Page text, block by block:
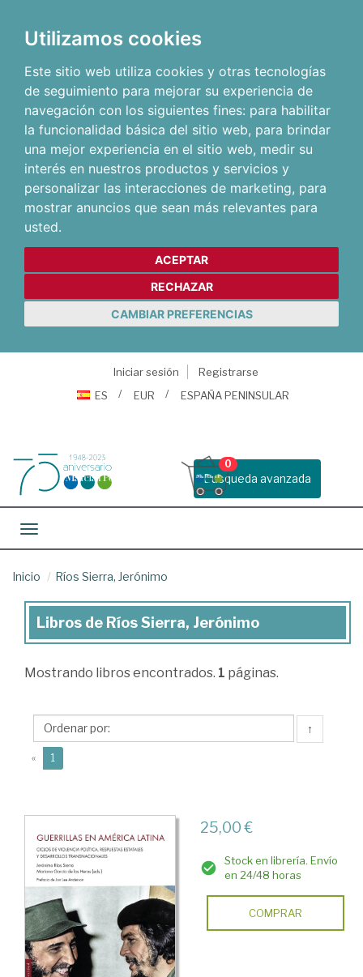
Utilizamos cookies
Este sitio web utiliza cookies y otras tecnologías
de seguimiento para mejorar su experiencia de
navegación con los siguientes fines: para habilitar
la funcionalidad básica del sitio web, para brindar
una mejor experiencia en el sitio web, medir su
interés en nuestros productos y servicios y
personalizar las interacciones de marketing, para
mostrar anuncios que sean más relevantes para
usted.
ACEPTAR
RECHAZAR
CAMBIAR PREFERENCIAS
Iniciar sesión
Registrarse
ES
EUR ESPAÑA PENINSULAR
Busqueda avanzada
0
Toggle navigation
Inicio Ríos Sierra, Jerónimo
Libros
Ríos
Jerónimo
Libros de Ríos Sierra, Jerónimo
Mostrando libros encontrados. 1 páginas.
↑
« 1
25,00 €
Stock en librería. Envío
en 24/48 horas
COMPRAR